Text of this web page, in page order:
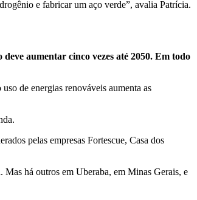
e fabricar um aço verde”, avalia Patrícia.
aumentar cinco vezes até 2050. Em todo
de energias renováveis aumenta as
pelas empresas Fortescue, Casa dos
há outros em Uberaba, em Minas Gerais, e